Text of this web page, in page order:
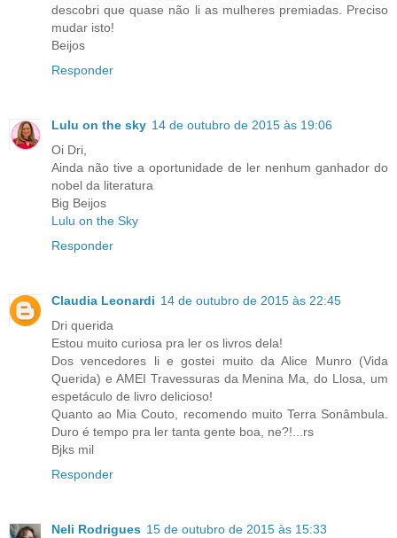
descobri que quase não li as mulheres premiadas. Preciso
mudar isto!
Beijos
Responder
Lulu on the sky 14 de outubro de 2015 às 19:06
Oi Dri,
Ainda não tive a oportunidade de ler nenhum ganhador do
nobel da literatura
Big Beijos
Lulu on the Sky
Responder
Claudia Leonardi 14 de outubro de 2015 às 22:45
Dri querida
Estou muito curiosa pra ler os livros dela!
Dos vencedores li e gostei muito da Alice Munro (Vida
Querida) e AMEI Travessuras da Menina Ma, do Llosa, um
espetáculo de livro delicioso!
Quanto ao Mia Couto, recomendo muito Terra Sonâmbula.
Duro é tempo pra ler tanta gente boa, ne?!...rs
Bjks mil
Responder
Neli Rodrigues 15 de outubro de 2015 às 15:33